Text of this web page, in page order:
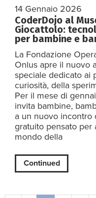
14 Gennaio 2026
CoderDojo al
Giocattolo:
per bambine e
La Fondazione
Onlus apre il nuovo
speciale dedicato ai
curiosità, della
Per il mese di
invita bambine,
a un nuovo incontro
gratuito pensato per
mondo della
Continued